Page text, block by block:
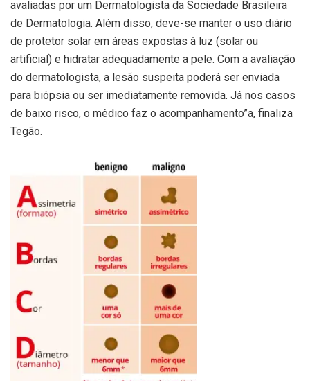
avaliadas por um Dermatologista da Sociedade Brasileira
de Dermatologia. Além disso, deve-se manter o uso diário
de protetor solar em áreas expostas à luz (solar ou
artificial) e hidratar adequadamente a pele. Com a avaliação
do dermatologista, a lesão suspeita poderá ser enviada
para biópsia ou ser imediatamente removida. Já nos casos
de baixo risco, o médico faz o acompanhamento”a, finaliza
Tegão.